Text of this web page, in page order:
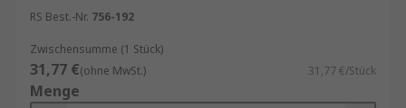
RS Best.-Nr. 756-192
Zwischensumme (1 Stück)
31,77 €(ohne MwSt.) 31,77 €/Stück
Menge